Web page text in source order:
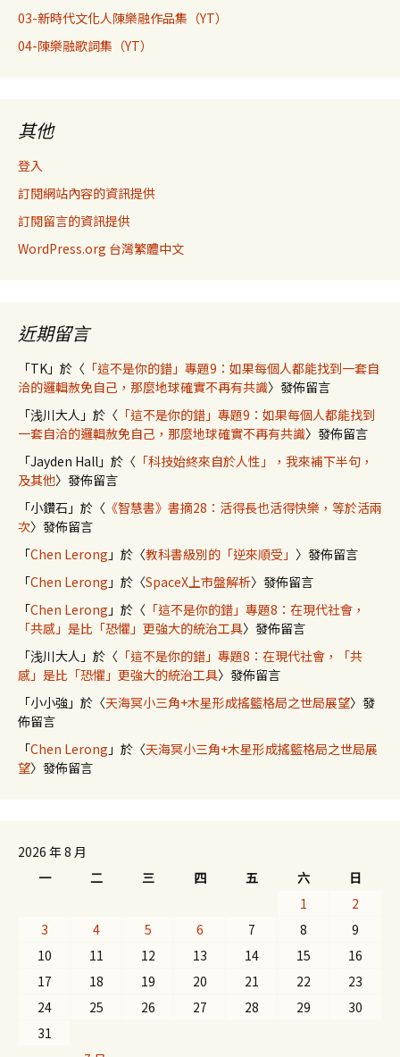
03-新時代文化人陳樂融作品集（YT）
04-陳樂融歌詞集（YT）
其他
登入
訂閱網站內容的資訊提供
訂閱留言的資訊提供
WordPress.org 台灣繁體中文
近期留言
「TK」於〈 「這不是你的錯」專題9：如果每個人都能找到一套自
洽的邏輯赦免自己，那麼地球確實不再有共識〉發佈留言
「浅川大人 」於〈 「這不是你的錯」專題9：如果每個人都能找到
一套自洽的邏輯赦免自己，那麼地球確實不再有共識〉發佈留言
「Jayden Hall 」於〈 「科技始終來自於人性」，我來補下半句，
及其他〉發佈留言
「小鑽石 」於〈 《智慧書》書摘28：活得長也活得快樂，等於活兩
次〉發佈留言
「Chen Lerong 」於〈教科書級別的「逆來順受」 〉發佈留言
「Chen Lerong 」於〈SpaceX上市盤解析〉發佈留言
「Chen Lerong 」於〈 「這不是你的錯」專題8：在現代社會，
「共感」是比「恐懼」更強大的統治工具〉發佈留言
「浅川大人 」於〈 「這不是你的錯」專題8：在現代社會，「共
感」是比「恐懼」更強大的統治工具〉發佈留言
「小小強 」於〈天海冥小三角+木星形成搖籃格局之世局展望〉發
佈留言
「Chen Lerong 」於〈天海冥小三角+木星形成搖籃格局之世局展
望〉發佈留言
2026 年 8 月
一
二 三 四 五 六
日
1
2
3
4 5 6 7 8
9
10
11 12 13 14 15
16
17
18 19 20 21 22
23
24
25 26 27 28 29
30
31